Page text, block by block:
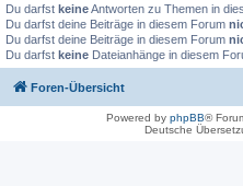
Du darfst keineAntworten zu Themen in
Du darfst deine Beiträge in diesem Forum
Du darfst deine Beiträge in diesem Forum
Du darfst keine Dateianhänge in diesem
Foren-Übersicht
Powered by phpBB®
Deutsche